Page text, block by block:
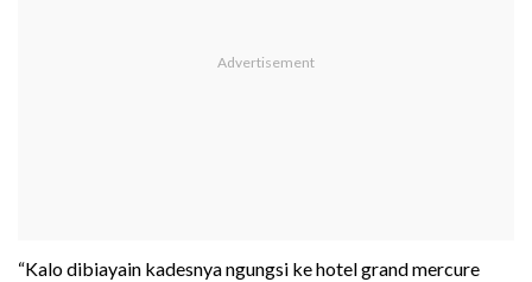
“Kalo dibiayain kadesnya ngungsi ke hotel grand mercure